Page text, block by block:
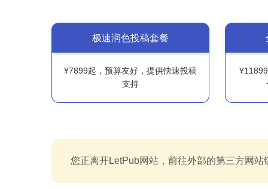
极速润色投稿套餐
¥7899起，预算友好，提供快速投稿
支持
您正离开LetPub网站，前往外部的第三方网